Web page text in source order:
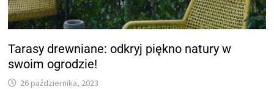
Tarasy drewniane: odkryj piękno natury w
swoim ogrodzie!
26 października, 2023